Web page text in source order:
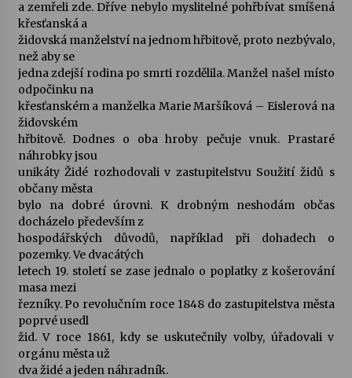
a zemřeli zde. Dříve nebylo myslitelné pohřbívat smíšená
křesťanská a
židovská manželství na jednom hřbitově, proto nezbývalo,
než aby se
jedna zdejší rodina po smrti rozdělila. Manžel našel místo
odpočinku na
křesťanském a manželka Marie Maršíková – Eislerová na
židovském
hřbitově. Dodnes o oba hroby pečuje vnuk. Prastaré
náhrobky jsou
unikáty Židé rozhodovali v zastupitelstvu Soužití židů s
občany města
bylo na dobré úrovni. K drobným neshodám občas
docházelo především z
hospodářských důvodů, například při dohadech o
pozemky. Ve dvacátých
letech 19. století se zase jednalo o poplatky z košerování
masa mezi
řezníky. Po revolučním roce 1848 do zastupitelstva města
poprvé usedl
žid. V roce 1861, kdy se uskutečnily volby, úřadovali v
orgánu města už
dva židé a jeden náhradník.